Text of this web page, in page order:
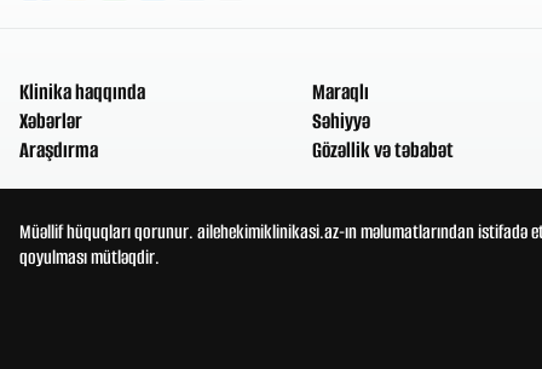
Klinika haqqında
Xəbərlər
Araşdırma
Maraqlı
Səhiyyə
Gözəllik və təbabət
Müəllif hüquqları qorunur. ailehekimiklinikasi.az-ın məlumatlarından
qoyulması mütləqdir.